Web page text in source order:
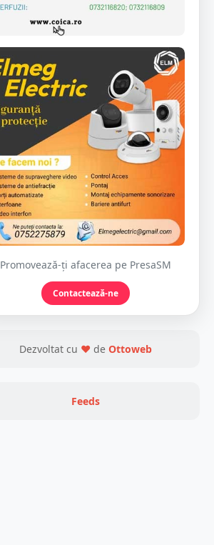
Promovează-ți afacerea pe PresaSM
Contactează-ne
Dezvoltat cu ❤ de Ottoweb
Feeds